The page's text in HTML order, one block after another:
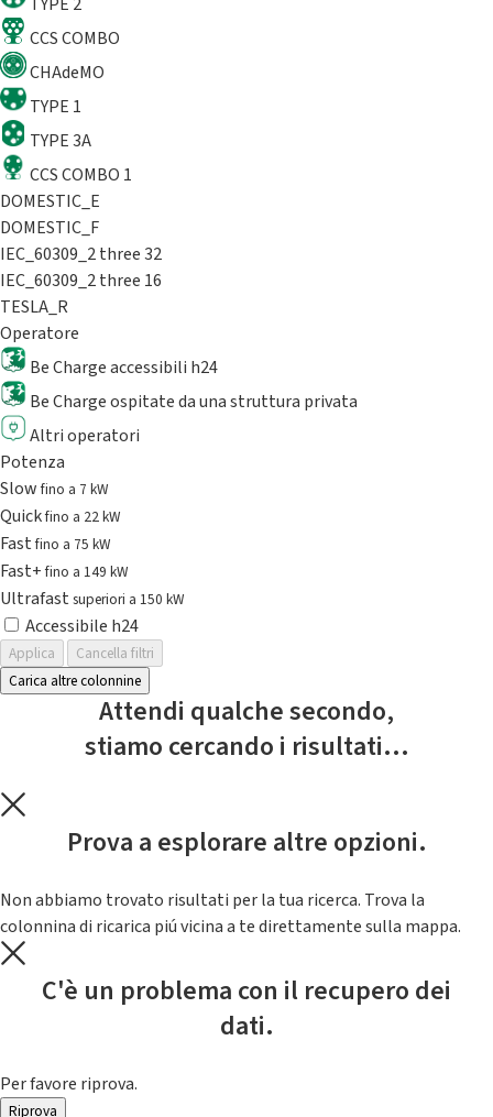
CCS COMBO
CHAdeMO
TYPE 1
TYPE 3A
CCS COMBO 1
DOMESTIC_E
DOMESTIC_F
IEC_60309_2 three 32
IEC_60309_2 three 16
TESLA_R
Operatore
Be Charge accessibili h24
Be Charge ospitate da una struttura privata
Altri operatori
Potenza
Slowfino a 7 kW
Quickfino a 22 kW
Fastfino a 75 kW
Fast+fino a 149 kW
Ultrafast superiori a 150 kW
Accessibile h24
Applica
Cancella filtri
Carica altre colonnine
Attendi qualche secondo,
stiamo cercando i risultati...
Prova a esplorare altre opzioni.
Non abbiamo trovato risultati per la tua ricerca. Trova la
colonnina di ricarica piú vicina a te direttamente sulla mappa.
C'è un problema con il recupero dei
dati.
Per favore riprova.
Riprova